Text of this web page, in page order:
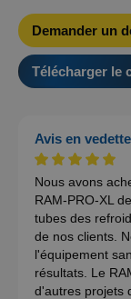
Demander un
Télécharger le
Avis en vedette
Nous avons
RAM-PRO-XL
tubes des
de nos clients.
l'équipement
résultats. Le
d'autres projets